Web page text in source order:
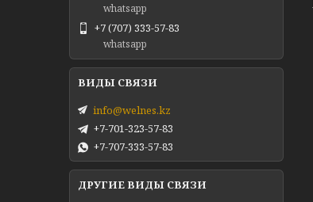
whatsapp
+7 (707) 333-57-83
whatsapp
info@welnes.kz
+7-701-323-57-83
+7-707-333-57-83
ДРУГИЕ ВИДЫ СВЯЗИ